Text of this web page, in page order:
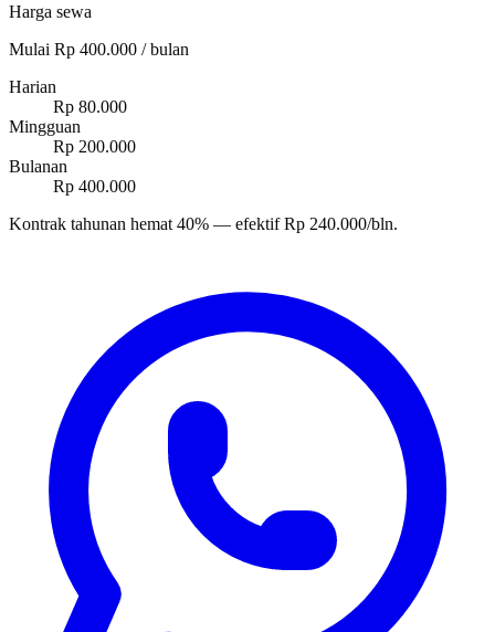
Harga sewa
Mulai Rp 400.000 / bulan
Harian
Rp 80.000
Mingguan
Rp 200.000
Bulanan
Rp 400.000
Kontrak tahunan hemat 40% — efektif Rp 240.000/bln.